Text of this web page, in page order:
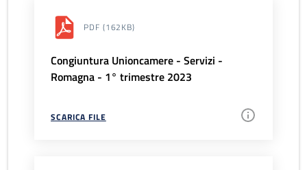
PDF (162KB)
Congiuntura Unioncamere - Servizi -
Romagna - 1° trimestre 2023
SCARICA FILE